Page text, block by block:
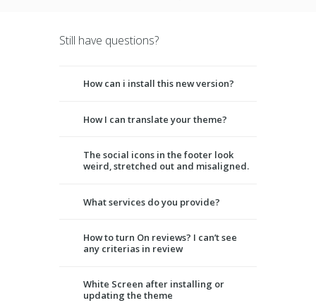
Still have questions?
How can i install this new version?
How I can translate your theme?
The social icons in the footer look
weird, stretched out and misaligned.
What services do you provide?
How to turn On reviews? I can’t see
any criterias in review
White Screen after installing or
updating the theme